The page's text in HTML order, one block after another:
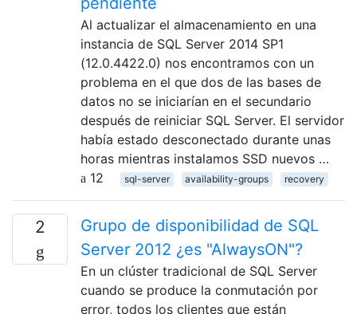
Al actualizar el almacenamiento en una
instancia de SQL Server 2014 SP1
(12.0.4422.0) nos encontramos con un
problema en el que dos de las bases de
datos no se iniciarían en el secundario
después de reiniciar SQL Server. El servidor
había estado desconectado durante unas
horas mientras instalamos SSD nuevos …
12
sql-server availability-groups recovery
2
Grupo de disponibilidad de SQL
Server 2012 ¿es "AlwaysON"?
En un clúster tradicional de SQL Server
cuando se produce la conmutación por
error, todos los clientes que están